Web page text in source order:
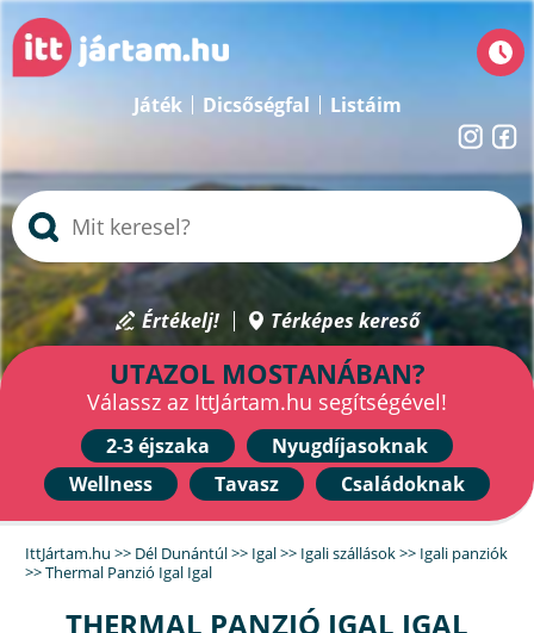
Játék Dicsőségfal Listáim
Értékelj! Térképes kereső
UTAZOL MOSTANÁBAN?
Válassz az IttJártam.hu segítségével!
2-3 éjszaka
Nyugdíjasoknak
Wellness
Tavasz Családoknak
IttJártam.hu >> Dél Dunántúl>> Igal>> Igali szállások>> Igali panziók
>>Thermal Panzió Igal Igal
THERMAL PANZIÓ IGAL IGAL